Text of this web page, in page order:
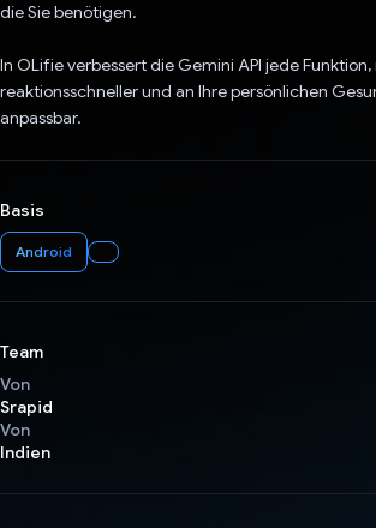
die Sie benötigen.
In OLifie verbessert die Gemini API jede
reaktionsschneller und an Ihre persönlichen
anpassbar.
Basis
Android
Team
Von
Srapid
Von
Indien